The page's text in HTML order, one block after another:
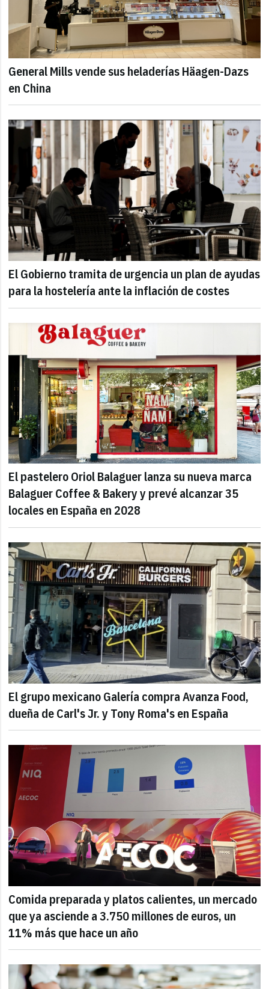
General Mills vende sus heladerías Häagen-Dazs
en China
El Gobierno tramita de urgencia un plan de ayudas
para la hostelería ante la inflación de costes
El pastelero Oriol Balaguer lanza su nueva marca
Balaguer Coffee & Bakery y prevé alcanzar 35
locales en España en 2028
El grupo mexicano Galería compra Avanza Food,
dueña de Carl's Jr. y Tony Roma's en España
Comida preparada y platos calientes, un mercado
que ya asciende a 3.750 millones de euros, un
11% más que hace un año